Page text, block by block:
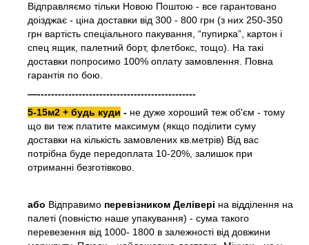
Відправляємо тільки Новою Поштою - все гарантовано
доізджає - ціна доставки від 300 - 800 грн (з них 250-350
грн вартість спеціального пакування, “пупирка”, картон і
спец ящик, палетний борт, флетбокс, тощо). На такі
доставки попросимо 100% оплату замовлення. Повна
гарантія по бою.
—----------------------------------------------
5-15м2 + будь куди - не дуже хороший теж об'єм - тому
що ви теж платите максимум (якщо поділити суму
доставки на кількість замовлених кв.метрів) Від вас
потрібна буде передоплата 10-20%, залишок при
отриманні безготівково.
або Відправимо перевізником Делівері на відділення на
палеті (повністю наше упакування) - сума такого
перевезення від 1000- 1800 в залежності від довжини